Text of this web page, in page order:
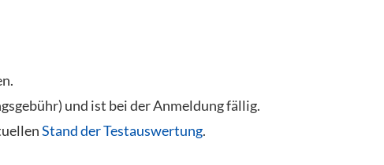
und ist bei der Anmeldung fällig.
Stand der Testauswertung.